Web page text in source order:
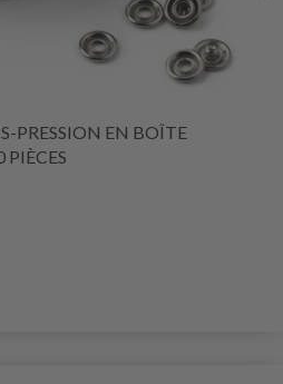
PRESSION EN BOÎTE